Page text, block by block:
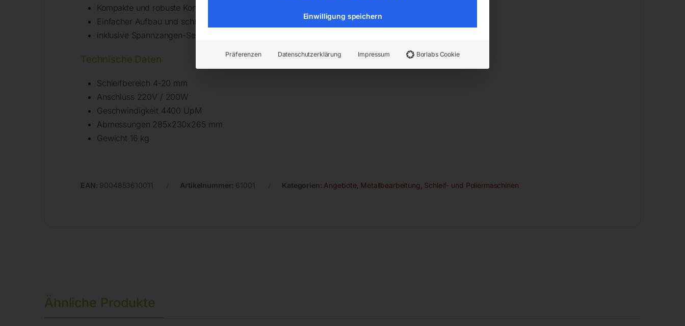
Kompakte und robuste Konstruktion – ideal für Werkstatt & Produktion
Einfacher Aufbau und schnelle Einsatzbereitschaft
inklusive Spannzangen-Set: 4 / 6 / 8 / 10 / 12 / 14 / 16 / 18 / 20 mm
Technische Daten
Schleifbereich 4-20 mm
Anschluss 220V / 200W
Geschwindigkeit 4400 UpM
Abmessungen 285x230x265 mm
Gewicht 16 kg
EAN: 9004853610011 Artikelnummer: 61001 Kategorien: Angebote Metallbearbeitung Schleif- und Poliermaschinen
Ähnliche Produkte
Einwilligung speichern
Präferenzen Datenschutzerklärung Impressum Borlabs Cookie